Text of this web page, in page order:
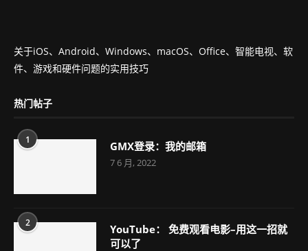
关于iOS、Android、Windows、macOS、Office、智能电视、软
件、游戏和硬件问题的实用技巧
热门帖子
1 GMX登录：我的邮箱
7 6 月, 2022
2
YouTube： 免费观看电影–用这一招就
可以了